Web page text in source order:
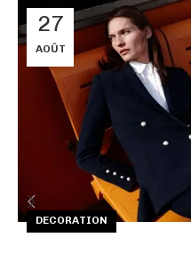
27
AOÛT
DECORATION